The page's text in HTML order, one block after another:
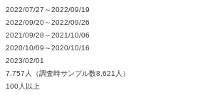
2022/07/27～2022/09/19
2022/09/20～2022/09/26
2021/09/28～2021/10/06
2020/10/09～2020/10/16
2023/02/01
7,757人（調査時サンプル数8,621人）
100人以上